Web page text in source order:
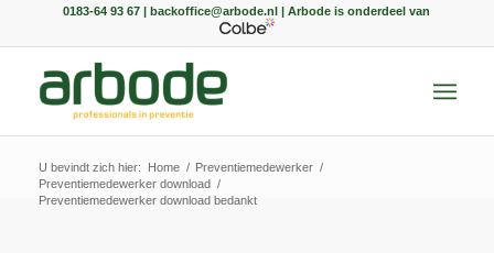
0183-64 93 67 | backoffice@arbode.nl | Arbode is onderdeel van
U bevindt zich hier: Home / Preventiemedewerker /
Preventiemedewerker download /
Preventiemedewerker download bedankt